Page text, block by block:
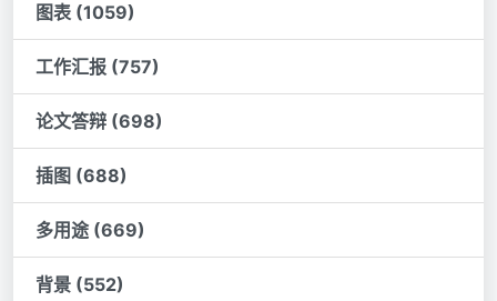
图表 (1059)
工作汇报 (757)
论文答辩 (698)
插图 (688)
多用途 (669)
背景 (552)